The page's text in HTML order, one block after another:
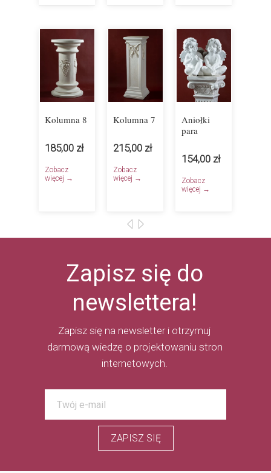
ZAPISZ SIĘ
Zapisz się na newsletter i otrzymuj
darmową wiedzę o projektowaniu stron
internetowych.
Zapisz się do
newslettera!
Kolumna 8
185,00 zł
Zobacz
więcej →
Kolumna 7
215,00 zł
Zobacz
więcej →
Aniołki
para
154,00 zł
Zobacz
więcej →